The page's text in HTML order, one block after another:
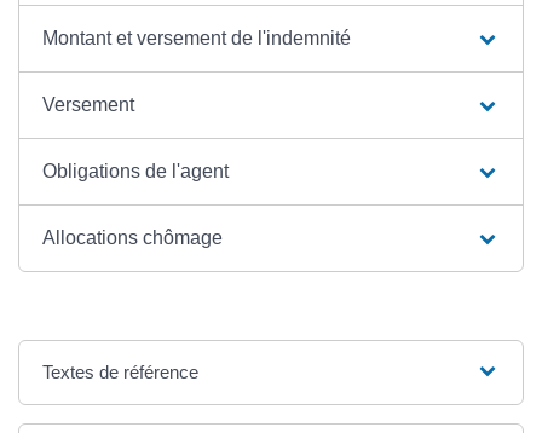
Montant et versement de l'indemnité
Versement
Obligations de l'agent
Allocations chômage
Textes de référence